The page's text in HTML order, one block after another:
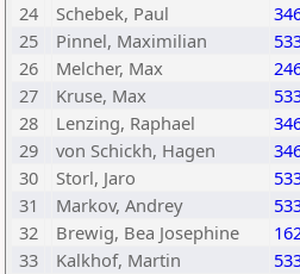
24
Schebek, Paul
25
Pinnel, Maximilian
26
Melcher, Max
27
Kruse, Max
28
Lenzing, Raphael
29
von Schickh, Hagen
30
Storl, Jaro
31
Markov, Andrey
32
Brewig, Bea Josephine
33
Kalkhof, Martin